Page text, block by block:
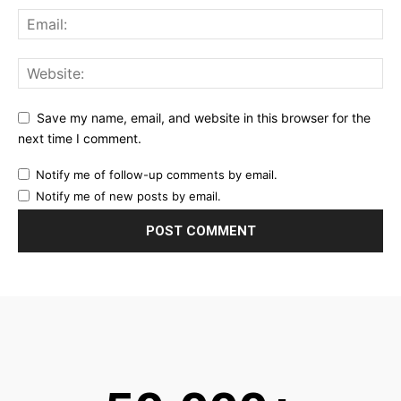
Save my name, email, and website in this browser for the
next time I comment.
Notify me of follow-up comments by email.
Notify me of new posts by email.